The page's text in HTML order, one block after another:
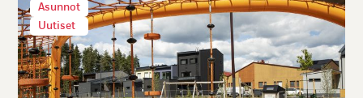
Asunnot
Uutiset